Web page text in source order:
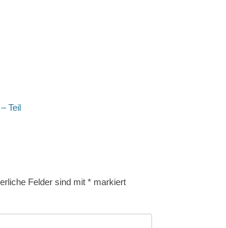
Teil
Felder sind mit * markiert